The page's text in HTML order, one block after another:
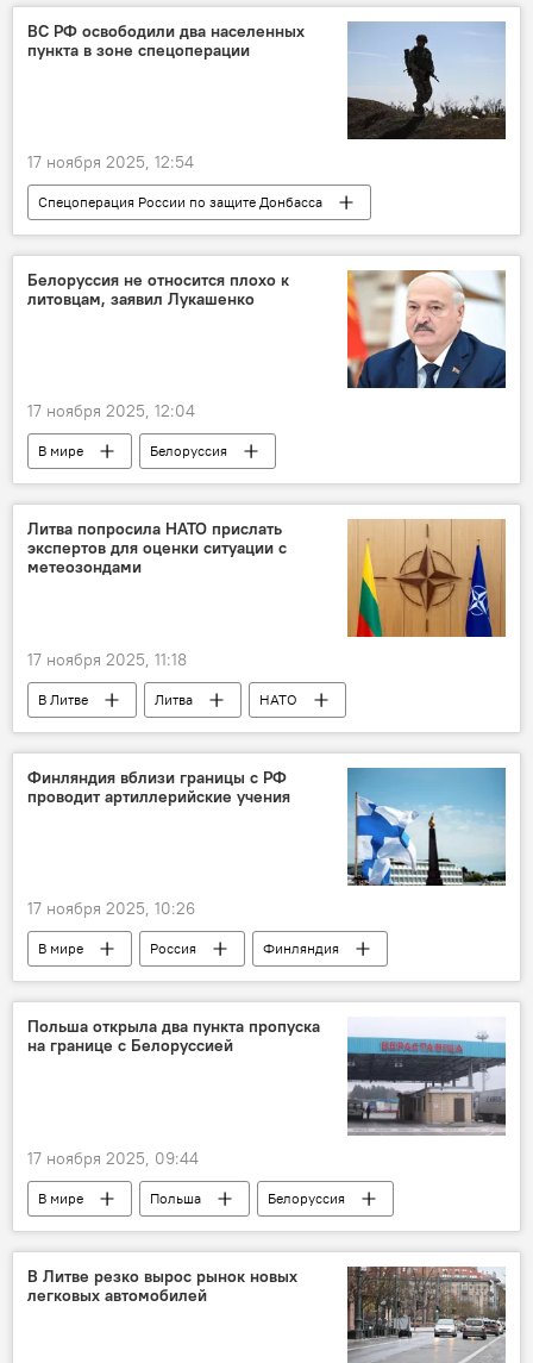
Министерство транспорта и коммуникаций
Общество
перевозки
ВС РФ освободили два населенных
пункта в зоне спецоперации
17 ноября 2025, 12:54
Спецоперация России по защите Донбасса
В мире
Россия
Украина
Минобороны РФ
Белоруссия не относится плохо к
литовцам, заявил Лукашенко
17 ноября 2025, 12:04
В мире
Белоруссия
Александр Лукашенко
Литва
Скандал в Литве из-за метеозондов из Белоруссии
Литва попросила НАТО прислать
экспертов для оценки ситуации с
метеозондами
17 ноября 2025, 11:18
В Литве Литва
НАТО
Скандал в Литве из-за метеозондов из Белоруссии
Политика
Белоруссия
Финляндия вблизи границы с РФ
проводит артиллерийские учения
17 ноября 2025, 10:26
В мире Россия
Финляндия
военные учения
Польша открыла два пункта пропуска
на границе с Белоруссией
17 ноября 2025, 09:44
В мире Польша
Белоруссия
государственная граница
граница
движение автотранспорта
В Литве резко вырос рынок новых
легковых автомобилей